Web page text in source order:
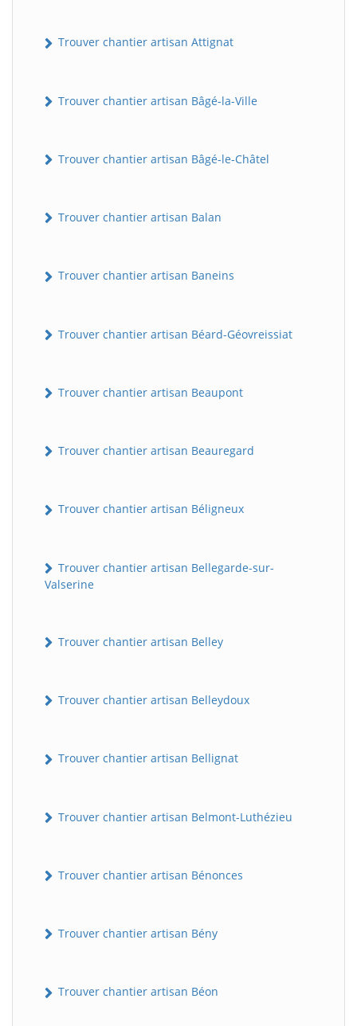
Trouver chantier artisan Attignat
Trouver chantier artisan Bâgé-la-Ville
Trouver chantier artisan Bâgé-le-Châtel
Trouver chantier artisan Balan
Trouver chantier artisan Baneins
Trouver chantier artisan Béard-Géovreissiat
Trouver chantier artisan Beaupont
Trouver chantier artisan Beauregard
Trouver chantier artisan Béligneux
Trouver chantier artisan Bellegarde-sur-
Valserine
Trouver chantier artisan Belley
Trouver chantier artisan Belleydoux
Trouver chantier artisan Bellignat
Trouver chantier artisan Belmont-Luthézieu
Trouver chantier artisan Bénonces
Trouver chantier artisan Bény
Trouver chantier artisan Béon